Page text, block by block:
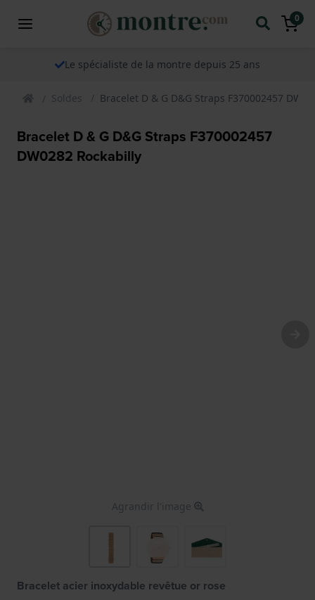
0
Le spécialiste de la montre depuis 25 ans
Soldes Bracelet D & G D&G Straps F370002457
Bracelet D & G D&G Straps F370002457
DW0282 Rockabilly
Agrandir l'image
Bracelet acier inoxydable revêtue or rose